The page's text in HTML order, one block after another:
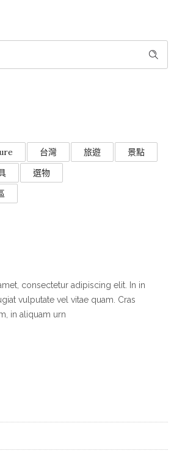
台灣 旅遊
景點
選物
consectetur adipiscing elit. In in
vulputate vel vitae quam. Cras
in aliquam urn